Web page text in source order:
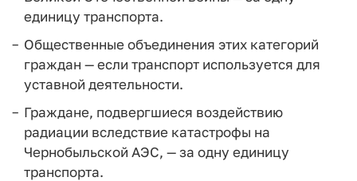
единицу транспорта.
Общественные объединения этих категорий
граждан — если транспорт используется для
уставной деятельности.
Граждане, подвергшиеся воздействию
радиации вследствие катастрофы на
Чернобыльской АЭС, — за одну единицу
транспорта.